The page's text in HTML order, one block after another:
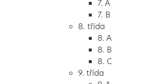
7. A
7. B
8. třída
8. A
8. B
8. C
9. třída